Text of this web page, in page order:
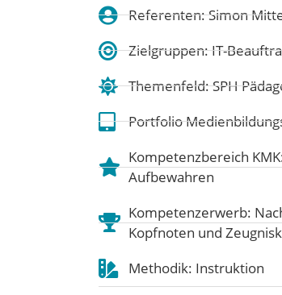
Referenten: Simon
Zielgruppen: IT-
Themenfeld:SPH
Portfolio
Kompetenzbereich
Aufbewahren
Kompetenzerwerb:
Kopfnoten und
Methodik: Instruktion